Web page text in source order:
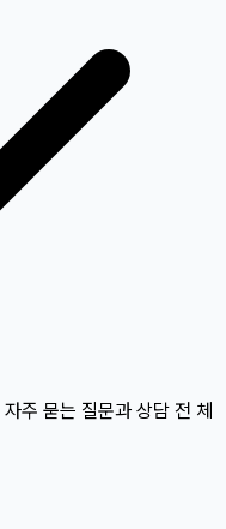
자주 묻는 질문과 상담 전 체